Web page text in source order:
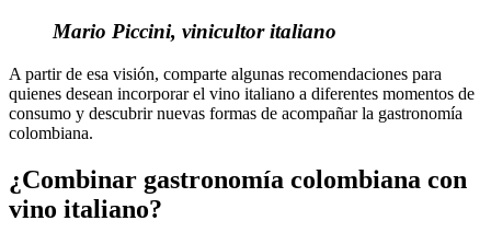
Mario Piccini, vinicultor italiano
A partir de esa visión, comparte algunas recomendaciones para
quienes desean incorporar el vino italiano a diferentes momentos de
consumo y descubrir nuevas formas de acompañar la gastronomía
colombiana.
¿Combinar gastronomía colombiana con
vino italiano?